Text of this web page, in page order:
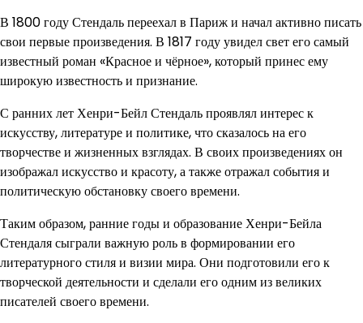
В 1800 году Стендаль переехал в Париж и начал активно писать
свои первые произведения. В 1817 году увидел свет его самый
известный роман «Красное и чёрное», который принес ему
широкую известность и признание.
С ранних лет Хенри-Бейл Стендаль проявлял интерес к
искусству, литературе и политике, что сказалось на его
творчестве и жизненных взглядах. В своих произведениях он
изображал искусство и красоту, а также отражал события и
политическую обстановку своего времени.
Таким образом, ранние годы и образование Хенри-Бейла
Стендаля сыграли важную роль в формировании его
литературного стиля и визии мира. Они подготовили его к
творческой деятельности и сделали его одним из великих
писателей своего времени.